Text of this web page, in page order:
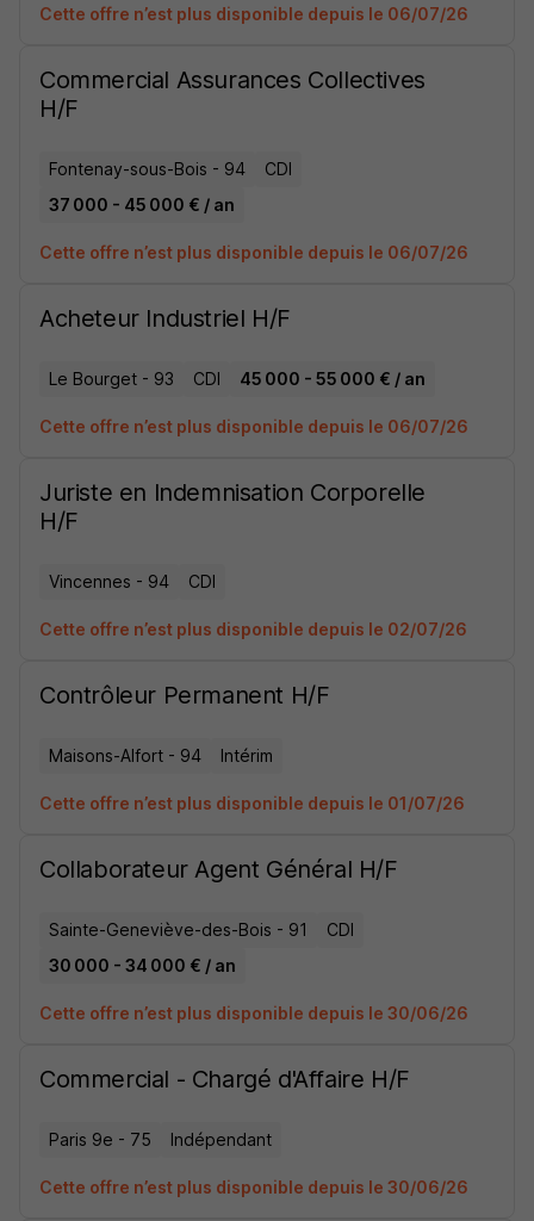
Cette offre n’est plus disponible depuis le 06/07/26
Commercial Assurances Collectives
H/F
Fontenay-sous-Bois - 94
CDI
37 000 - 45 000 € / an
Cette offre n’est plus disponible depuis le 06/07/26
Acheteur Industriel H/F
Le Bourget - 93 CDI 45 000 - 55 000 € / an
Cette offre n’est plus disponible depuis le 06/07/26
Juriste en Indemnisation Corporelle
H/F
Vincennes - 94 CDI
Cette offre n’est plus disponible depuis le 02/07/26
Contrôleur Permanent H/F
Maisons-Alfort - 94 Intérim
Cette offre n’est plus disponible depuis le 01/07/26
Collaborateur Agent Général H/F
Sainte-Geneviève-des-Bois - 91
CDI
30 000 - 34 000 € / an
Cette offre n’est plus disponible depuis le 30/06/26
Commercial - Chargé d'Affaire H/F
Paris 9e - 75 Indépendant
Cette offre n’est plus disponible depuis le 30/06/26